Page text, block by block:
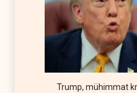
Trump, mühimmat